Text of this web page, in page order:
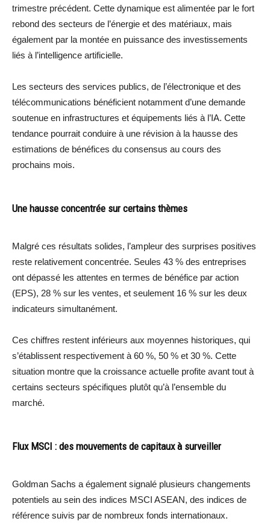
trimestre précédent. Cette dynamique est alimentée par le fort
rebond des secteurs de l’énergie et des matériaux, mais
également par la montée en puissance des investissements
liés à l’intelligence artificielle.
Les secteurs des services publics, de l’électronique et des
télécommunications bénéficient notamment d’une demande
soutenue en infrastructures et équipements liés à l’IA. Cette
tendance pourrait conduire à une révision à la hausse des
estimations de bénéfices du consensus au cours des
prochains mois.
Une hausse concentrée sur certains thèmes
Malgré ces résultats solides, l’ampleur des surprises positives
reste relativement concentrée. Seules 43 % des entreprises
ont dépassé les attentes en termes de bénéfice par action
(EPS), 28 % sur les ventes, et seulement 16 % sur les deux
indicateurs simultanément.
Ces chiffres restent inférieurs aux moyennes historiques, qui
s’établissent respectivement à 60 %, 50 % et 30 %. Cette
situation montre que la croissance actuelle profite avant tout à
certains secteurs spécifiques plutôt qu’à l’ensemble du
marché.
Flux MSCI : des mouvements de capitaux à surveiller
Goldman Sachs a également signalé plusieurs changements
potentiels au sein des indices MSCI ASEAN, des indices de
référence suivis par de nombreux fonds internationaux.